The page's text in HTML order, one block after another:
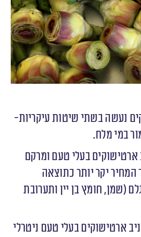
נעשה בשתי שיטות עיקריות-
במי מלח.
ארטישוקים בעלי טעם ומרקם
המחיר יקר יותר כתוצאה
(שמן, חומץ בן יין ותערובת
ארטישוקים בעלי טעם ניטרלי